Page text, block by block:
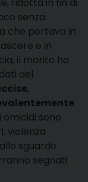
senza
che portava in
e in
il marito ha
del
,
omicidi sono
violenza
sguardo
segnati